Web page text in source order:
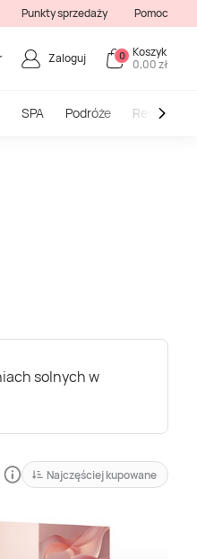
Punkty sprzedaży Pomoc
Zaloguj 0 Koszyk
0,00 zł
SPA Podróże
solnych w
Najczęściej kupowane